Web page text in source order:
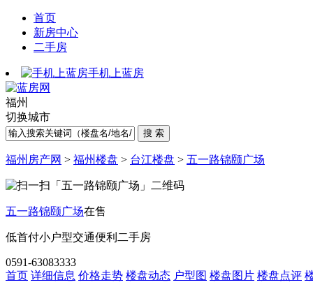
首页
新房中心
二手房
手机上蓝房
福州
切换城市
福州房产网 > 福州楼盘 > 台江楼盘 > 五一路锦颐广场
五一路锦颐广场在售
低首付小户型交通便利 二手房
0591-63083333
首页 详细信息 价格走势 楼盘动态 户型图 楼盘图片 楼盘点评